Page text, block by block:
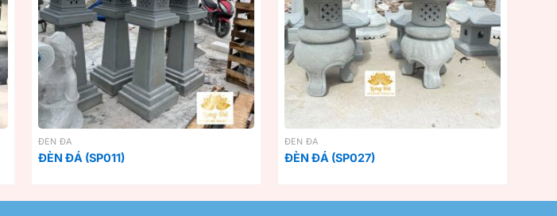
ĐÈN ĐÁ
ĐÈN ĐÁ (SP011)
ĐÈN ĐÁ
ĐÈN ĐÁ (SP027)